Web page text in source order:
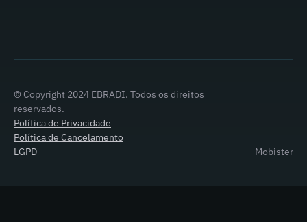
© Copyright 2024 EBRADI. Todos os direitos
reservados.
Política de Privacidade
Política de Cancelamento
LGPD
Mobister